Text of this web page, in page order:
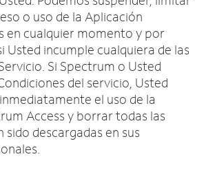
o uso de la Aplicación
en cualquier momento y por
Usted incumple cualquiera de las
Si Spectrum o Usted
del servicio, Usted
el uso de la
Access y borrar todas las
sido descargadas en sus